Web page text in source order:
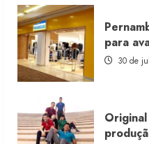
Morena
Rosa
lança
franquia
com
estoque
consignado
para
30 de